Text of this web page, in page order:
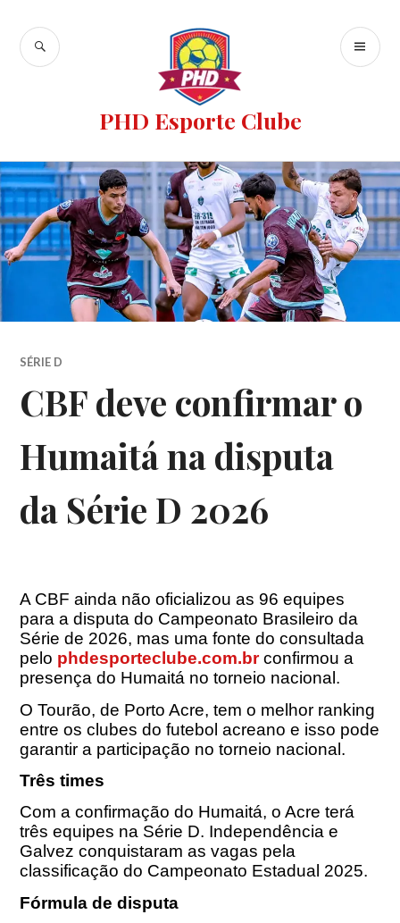
PHD Esporte Clube
SÉRIE D
CBF deve confirmar o
Humaitá na disputa
da Série D 2026
A CBF ainda não oficializou as 96 equipes
para a disputa do Campeonato Brasileiro da
Série de 2026, mas uma fonte do consultada
pelo phdesporteclube.com.br confirmou a
presença do Humaitá no torneio nacional.
O Tourão, de Porto Acre, tem o melhor ranking
entre os clubes do futebol acreano e isso pode
garantir a participação no torneio nacional.
Três times
Com a confirmação do Humaitá, o Acre terá
três equipes na Série D. Independência e
Galvez conquistaram as vagas pela
classificação do Campeonato Estadual 2025.
Fórmula de disputa